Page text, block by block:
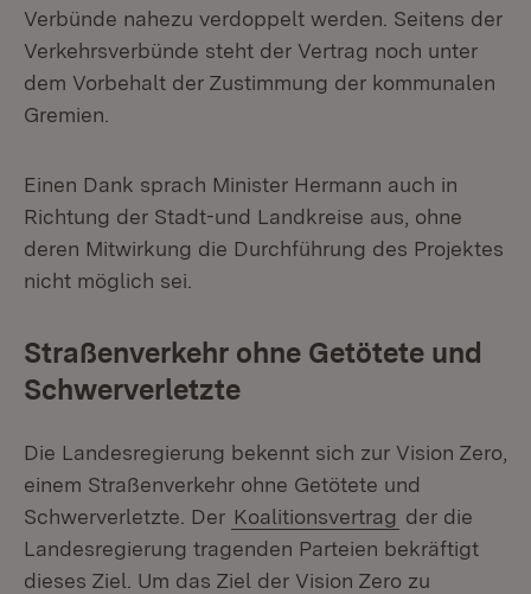
Verbünde nahezu verdoppelt werden. Seitens der
Verkehrsverbünde steht der Vertrag noch unter
dem Vorbehalt der Zustimmung der kommunalen
Gremien.
Einen Dank sprach Minister Hermann auch in
Richtung der Stadt-und Landkreise aus, ohne
deren Mitwirkung die Durchführung des Projektes
nicht möglich sei.
Straßenverkehr ohne Getötete und
Schwerverletzte
Die Landesregierung bekennt sich zur Vision Zero,
einem Straßenverkehr ohne Getötete und
Schwerverletzte. Der Koalitionsvertrag der die
Landesregierung tragenden Parteien bekräftigt
dieses Ziel. Um das Ziel der Vision Zero zu